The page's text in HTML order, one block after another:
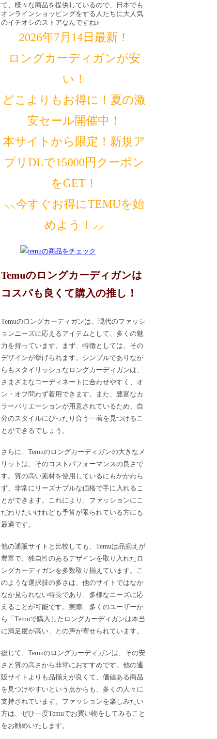
て、様々な商品を提供しているので、日本でも
オンラインショッピングをする人たちに大人気
のイチオシのストアなんですね♪
2026年7月14日最新！
ロングカーディガンが安
い！
どこよりもお得に！夏の激
安セール開催中！
本サイトから限定！新規ア
プリDLで15000円クーポン
をGET！
⸜⸜今すぐお得にTEMUを始
めよう！⸝⸝
Temuのロングカーディガンは
コスパも良くて購入の推し！
Temuのロングカーディガンは、現代のファッシ
ョンニーズに応えるアイテムとして、多くの魅
力を持っています。まず、特徴としては、その
デザインが挙げられます。シンプルでありなが
らもスタイリッシュなロングカーディガンは、
さまざまなコーディネートに合わせやすく、オ
ン・オフ問わず着用できます。また、豊富なカ
ラーバリエーションが用意されているため、自
分のスタイルにぴったり合う一着を見つけるこ
とができるでしょう。
さらに、Temuのロングカーディガンの大きなメ
リットは、そのコストパフォーマンスの良さで
す。質の高い素材を使用しているにもかかわら
ず、非常にリーズナブルな価格で手に入れるこ
とができます。これにより、ファッションにこ
だわりたいけれども予算が限られている方にも
最適です。
他の通販サイトと比較しても、Temuは品揃えが
豊富で、独自性のあるデザインを取り入れたロ
ングカーディガンを多数取り揃えています。こ
のような選択肢の多さは、他のサイトではなか
なか見られない特長であり、多様なニーズに応
えることが可能です。実際、多くのユーザーか
ら「Temuで購入したロングカーディガンは本当
に満足度が高い」との声が寄せられています。
総じて、Temuのロングカーディガンは、その安
さと質の高さから非常におすすめです。他の通
販サイトよりも品揃えが良くて、価値ある商品
を見つけやすいという点からも、多くの人々に
支持されています。ファッションを楽しみたい
方は、ぜひ一度Temuでお買い物をしてみること
をお勧めいたします。